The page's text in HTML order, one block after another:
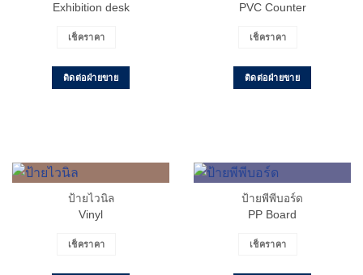
Exhibition desk
เช็คราคา
ติดต่อฝ่ายขาย
PVC Counter
เช็คราคา
ติดต่อฝ่ายขาย
ป้ายไวนิล
Vinyl
เช็คราคา
ป้ายพีพีบอร์ด
PP Board
เช็คราคา